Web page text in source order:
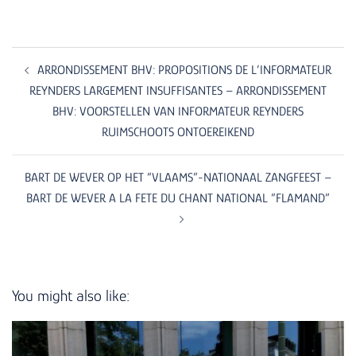
Post
navigation
ARRONDISSEMENT BHV: PROPOSITIONS DE L’INFORMATEUR
REYNDERS LARGEMENT INSUFFISANTES – ARRONDISSEMENT
BHV: VOORSTELLEN VAN INFORMATEUR REYNDERS
RUIMSCHOOTS ONTOEREIKEND
BART DE WEVER OP HET “VLAAMS”-NATIONAAL ZANGFEEST –
BART DE WEVER A LA FETE DU CHANT NATIONAL “FLAMAND”
You might also like: